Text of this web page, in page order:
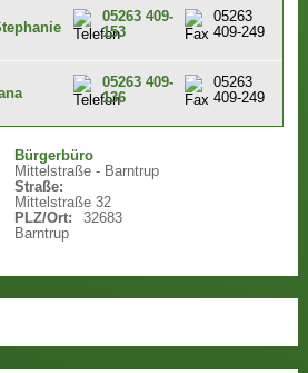
05263 409-
153
05263
409-249
05263 409-
136
05263
409-249
Bürgerbüro
Mittelstraße - Barntrup
Straße:
Mittelstraße 32
PLZ/Ort:
32683
Barntrup